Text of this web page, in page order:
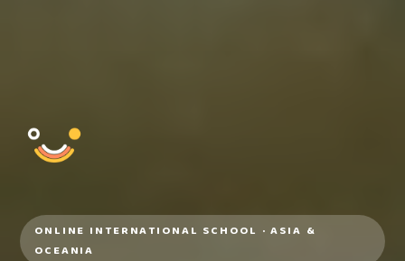
ONLINE INTERNATIONAL SCHOOL · ASIA &
OCEANIA